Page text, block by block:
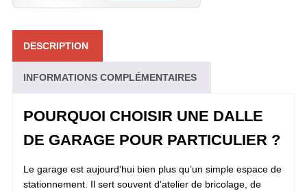
DESCRIPTION
INFORMATIONS COMPLÉMENTAIRES
POURQUOI CHOISIR UNE DALLE
DE GARAGE POUR PARTICULIER ?
Le garage est aujourd’hui bien plus qu’un simple espace de
stationnement. Il sert souvent d’atelier de bricolage, de